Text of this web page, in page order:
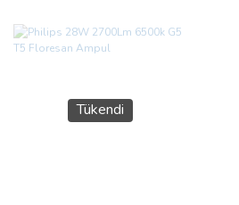
Tükendi